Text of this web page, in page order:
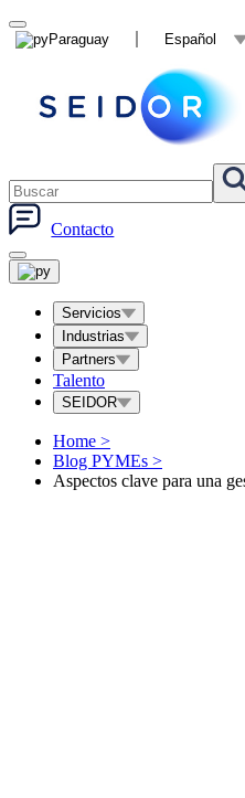
Paraguay Español
Contacto
Servicios
Industrias
Partners
Talento
SEIDOR
Home >
Blog PYMEs >
Aspectos clave para una